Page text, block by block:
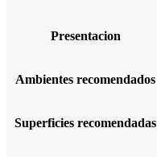
Presentacion
Ambientes recomendados
Superficies recomendadas